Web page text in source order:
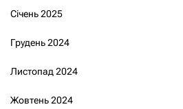
Січень 2025
Грудень 2024
Листопад 2024
Жовтень 2024